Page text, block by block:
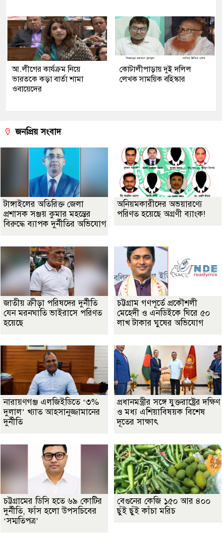
আ.লীগের কার্যক্রম নিয়ে
ভারতকে কড়া বার্তা শামা
ওবায়েদের
কোটালীপাড়ায় দুই দলিল
লেখক সাময়িক বহিস্কার
জনপ্রিয় সংবাদ
টাঙ্গাইলের অতিরিক্ত জেলা
প্রশাসক সঞ্জয় কুমার মহন্তের
বিরুদ্ধে ব্যাপক দুর্নীতির অভিযোগ
অনিয়মকারীদের অভয়ারণ্যে
পরিণত হয়েছে অগ্রণী ব্যাংক!
জাতীয় ক্রীড়া পরিষদের দুর্নীতি
যেন মরনঘাতি ভাইরাসে পরিণত
হয়েছে
চট্টগ্রাম গণপূর্তে প্রকৌশলী
মেহেদী ও এনডিইকে ঘিরে ৫০
লাখ টাকার ঘুষের অভিযোগ
নারায়ণগঞ্জ এলজিইডিতে ‘৩%
দুলাল’ খ্যাত আহসানুজ্জামানের
দুর্নীতি
প্রধানমন্ত্রীর সঙ্গে যুক্তরাষ্ট্রের দক্ষিণ
ও মধ্য এশিয়াবিষয়ক বিশেষ
দূতের সাক্ষাৎ
চট্টগ্রামের ডিসি হতে ৬৯ কোটির
দুর্নীতি, ফাঁস হলো উপসচিবের
‘সম্মতিপত্র’
বেগুনের কেজি ১৫০ আর ৪০০
ছুঁই ছুঁই কাঁচা মরিচ